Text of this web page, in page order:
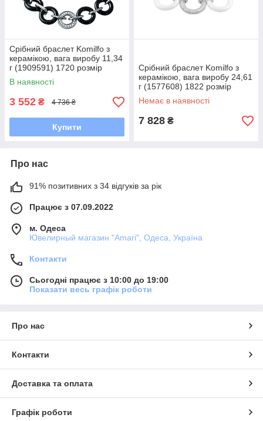
Срібний браслет Komilfo з
керамікою, вага виробу 11,34
г (1909591) 1720 розмір
11.33, 18-20см 11.21, 17-20
В наявності
3 552 ₴ 4 736 ₴
Купити
Срібний браслет Komilfo з
керамікою, вага виробу 24,61
г (1577608) 1822 розмір
Немає в наявності
7 828 ₴
Про нас
91% позитивних з 34 відгуків за рік
Працює з 07.09.2022
м. Одеса
Ювелирный магазин "Amari", Одеса, Україна
Контакти
Сьогодні працює з 10:00 до 19:00
Показати весь графік роботи
Про нас
Контакти
Доставка та оплата
Графік роботи